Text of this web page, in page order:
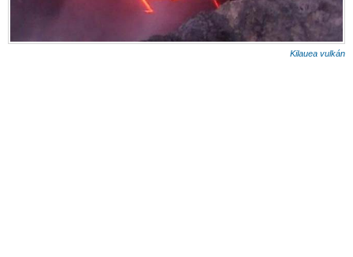
Kilauea vulkán